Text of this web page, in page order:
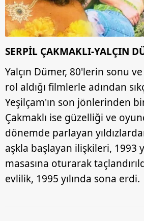
SERPİL ÇAKMAKLI-YALÇIN
Yalçın Dümer, 80'lerin sonu
rol aldığı filmlerle adından
Yeşilçam'ın son jönlerinden
Çakmaklı ise güzelliği ve
dönemde parlayan
aşkla başlayan ilişkileri, 1993
masasına oturarak
evlilik, 1995 yılında sona erdi.